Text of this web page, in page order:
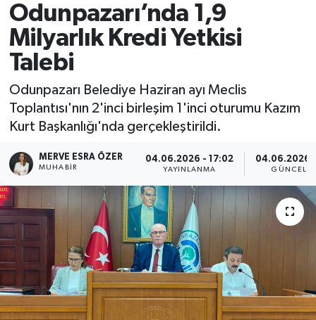
Odunpazarı’nda 1,9
Milyarlık Kredi Yetkisi
Talebi
Odunpazarı Belediye Haziran ayı Meclis
Toplantısı'nın 2'inci birleşim 1'inci oturumu Kazım
Kurt Başkanlığı'nda gerçekleştirildi.
MERVE ESRA ÖZER
MUHABIR
04.06.2026 - 17:02
YAYINLANMA
04.06.2026
Süper Lig Puan Durumu ve Fikstür
Tüm Manşetler
Son Dakika Haberleri
Haber Arşivi